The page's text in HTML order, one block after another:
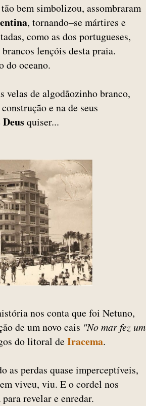
tão bem simbolizou, assombraram
, tornando–se mártires e
como as dos portugueses,
lençóis desta praia.
do oceano.
velas de algodãozinho branco,
e na de seus
Deus quiser...
nos conta que foi Netuno,
de um novo cais "No mar fez um
do litoral de Iracema.
as perdas quase imperceptíveis,
viveu, viu. E o cordel nos
revelar e enredar.